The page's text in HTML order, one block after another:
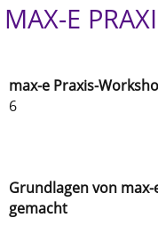
MAX-E
max-e Praxis-
6
Grundlagen von
gemacht